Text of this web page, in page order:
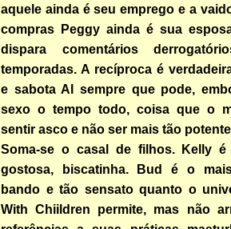
aquele ainda é seu emprego e a
compras Peggy ainda é sua
dispara comentários
temporadas. A recíproca é
e sabota Al sempre que pode,
sexo o tempo todo, coisa que o
sentir asco e não ser mais tão
Soma-se o casal de filhos. Kelly
gostosa, biscatinha. Bud é o
bando e tão sensato quanto o
With Chiildren permite, mas não